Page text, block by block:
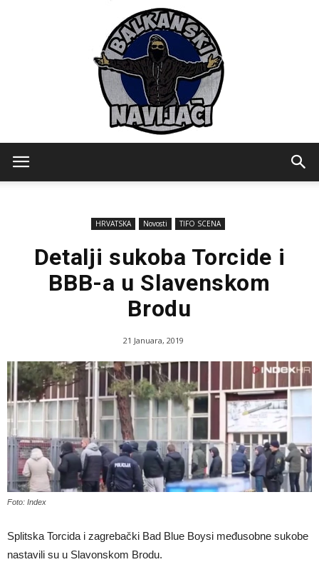
HRVATSKA Novosti TIFO SCENA
Detalji sukoba Torcide i
BBB-a u Slavenskom
Brodu
21 Januara, 2019
Foto: Index
Splitska Torcida i zagrebački Bad Blue Boysi međusobne sukobe
nastavili su u Slavonskom Brodu.